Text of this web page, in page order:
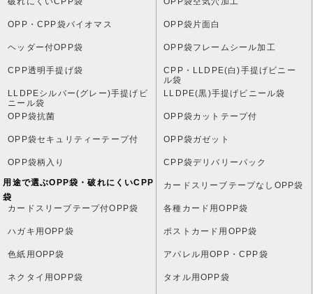
OPP・CPP袋バイオマス OPP袋片面白
ヘッダー付OPP袋 OPP袋フレームシール加工
CPP透明手提げ袋
CPP・LLDPE(白)手提げビニー
ル袋
LLDPEシルバー(グレー)手提げビ
ニール袋
LLDPE(黒)手提げビニール袋
OPP袋抗菌 OPP袋カットテープ付
OPP袋セキュリティーテープ付 OPP袋ガゼット
OPP袋柄入り CPP袋デリバリーパック
用途で選ぶOPP袋・破れにくいCPP
袋
カードスリーブテープなしOPP袋
カードスリーブテープ付OPP袋 各種カード用OPP袋
ハガキ用OPP袋 ポストカード用OPP袋
色紙用OPP袋 アパレル用OPP・CPP袋
ネクタイ用OPP袋 タオル用OPP袋